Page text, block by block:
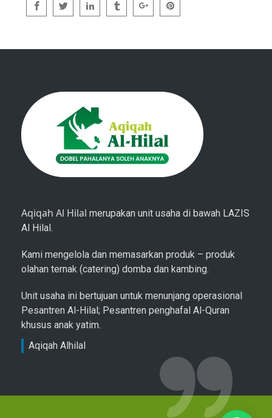
Aqiqah Al Hilal merupakan unit usaha di bawah LAZIS
Al Hilal.
Kami mengelola dan memasarkan produk – produk
olahan ternak (catering) domba dan kambing.
Unit usaha ini bertujuan untuk menunjang operasional
Pesantren Al-Hilal; Pesantren penghafal Al-Quran
khusus anak yatim.
Aqiqah Alhilal